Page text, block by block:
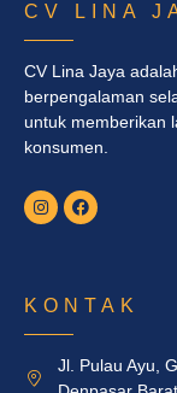
CV LINA
CV Lina Jaya
berpengalaman
untuk memberikan
konsumen.
KONTAK
Jl. Pulau Ayu,